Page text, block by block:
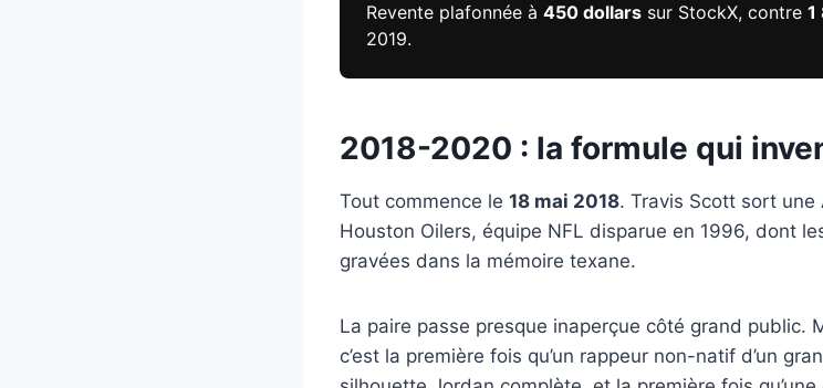
Revente plafonnée à 450 dollars sur StockX, contre 1
2019.
2018-2020 : la formule qui
Tout commence le 18 mai 2018. Travis Scott sort
Houston Oilers, équipe NFL disparue en 1996, dont
gravées dans la mémoire texane.
La paire passe presque inaperçue côté grand public.
c’est la première fois qu’un rappeur non-natif d’un